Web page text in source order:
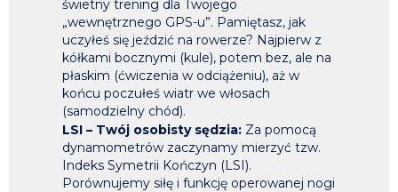
świetny trening dla Twojego
„wewnętrznego GPS-u”. Pamiętasz, jak
uczyłeś się jeździć na rowerze? Najpierw z
kółkami bocznymi (kule), potem bez, ale na
płaskim (ćwiczenia w odciążeniu), aż w
końcu poczułeś wiatr we włosach
(samodzielny chód).
LSI – Twój osobisty sędzia: Za pomocą
dynamometrów zaczynamy mierzyć tzw.
Indeks Symetrii Kończyn (LSI).
Porównujemy siłę i funkcję operowanej nogi